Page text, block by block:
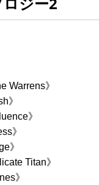
Warrens》
》
》
》
》
Titan》
》